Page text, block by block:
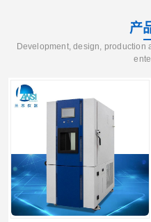
产
Development, design, production